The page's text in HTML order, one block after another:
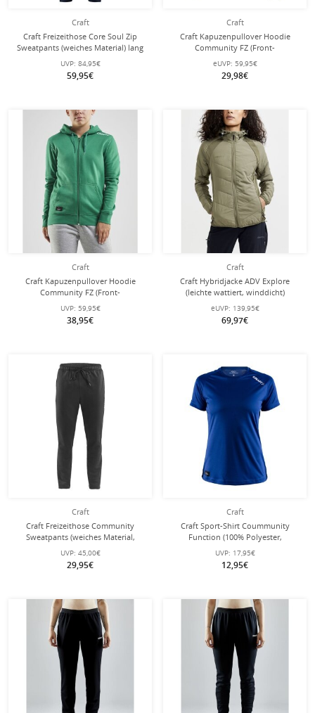
Craft
Craft Freizeithose Core Soul Zip
Sweatpants (weiches Material) lang
navyblau Damen
UVP: 84,95€
59,95€
Craft
Craft Kapuzenpullover Hoodie
Community FZ (Front-
Reißverschluss, sportliche Passform)
navyblau Damen
eUVP: 59,95€
29,98€
Craft
Craft Kapuzenpullover Hoodie
Community FZ (Front-
Reißverschluss, sportliche Passform)
grün Damen
UVP: 59,95€
38,95€
Craft
Craft Hybridjacke ADV Explore
(leichte wattiert, winddicht)
khakigrün Damen
eUVP: 139,95€
69,97€
Craft
Craft Freizeithose Community
Sweatpants (weiches Material,
höchster Tragekomfort) lang
schwarz Herren
UVP: 45,00€
29,95€
Craft
Craft Sport-Shirt Coummunity
Function (100% Polyester,
schnelltrocknend) kobaltblau
Damen
UVP: 17,95€
12,95€